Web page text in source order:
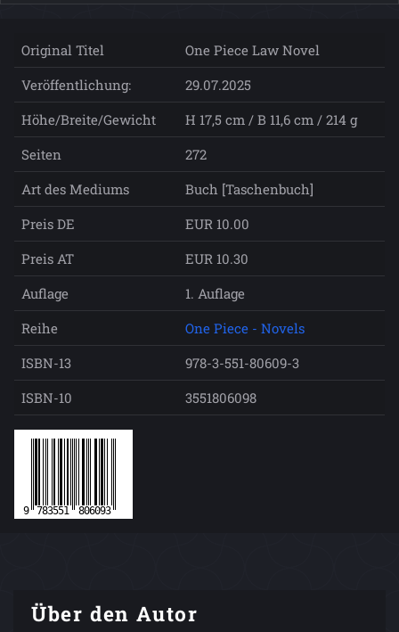
Original Titel
One Piece Law Novel
Veröffentlichung:
29.07.2025
Höhe/Breite/Gewicht
H 17,5 cm / B 11,6 cm / 214 g
Seiten
272
Art des Mediums
Buch [Taschenbuch]
Preis DE
EUR 10.00
Preis AT
EUR 10.30
Auflage
1. Auflage
Reihe
One Piece - Novels
ISBN-13
978-3-551-80609-3
ISBN-10
3551806098
Über den Autor